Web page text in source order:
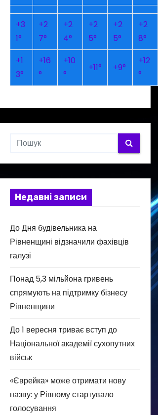
+3
1°
+2
7°
+2
4°
+2
5°
+2
5°
+2
8°
+1
3°
+16
°
+10
°
+11° +9°
+12
°
Недавні записи
До Дня будівельника на
Рівненщині відзначили фахівців
галузі
Понад 5,3 мільйона гривень
спрямують на підтримку бізнесу
Рівненщини
До 1 вересня триває вступ до
Національної академії сухопутних
військ
«Єврейка» може отримати нову
назву: у Рівному стартувало
голосування